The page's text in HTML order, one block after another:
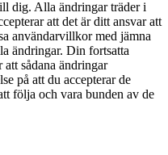
dig. Alla ändringar träder i
att det är ditt ansvar att
användarvillkor med jämna
ändringar. Din fortsatta
sådana ändringar
på att du accepterar de
följa och vara bunden av de